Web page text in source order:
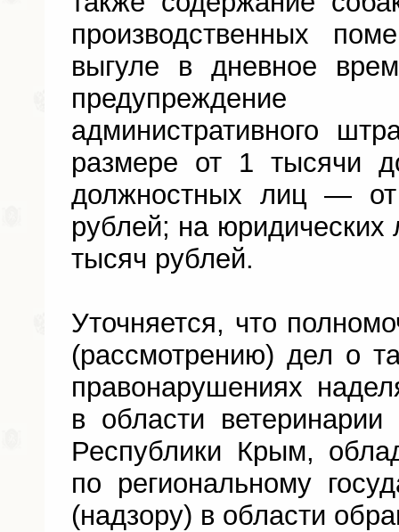
производственных
выгуле в дневное
административного
размере от 1 тысячи
должностных лиц —
рублей; на
тысяч рублей.
Уточняется, что
(рассмотрению) дел о
правонарушениях
в области ветеринарии
Республики Крым,
по региональному
(надзору) в области